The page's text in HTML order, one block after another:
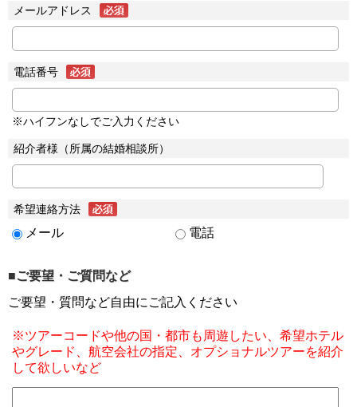
メールアドレス
電話番号
※ハイフンなしでご入力ください
紹介者様（所属の結婚相談所）
希望連絡方法
メール 電話
■ご要望・ご質問など
ご要望・質問など自由にご記入ください
※ツアーコードや他の国・都市も周遊したい、希望ホテル
やグレード、航空会社の指定、オプショナルツアーを紹介
して欲しいなど